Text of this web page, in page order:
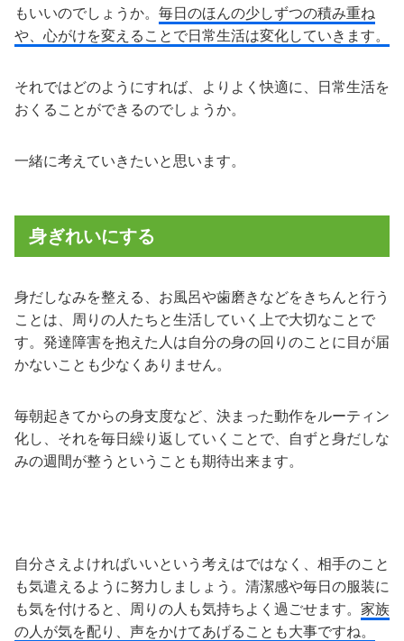
もいいのでしょうか。 毎日のほんの少しずつの積み重ね
や、心がけを変えることで日常生活は変化していきます。
それではどのようにすれば、よりよく快適に、日常生活を
おくることができるのでしょうか。
一緒に考えていきたいと思います。
身ぎれいにする
身だしなみを整える、お風呂や歯磨きなどをきちんと行う
ことは、周りの人たちと生活していく上で大切なことで
す。発達障害を抱えた人は自分の身の回りのことに目が届
かないことも少なくありません。
毎朝起きてからの身支度など、決まった動作をルーティン
化し、それを毎日繰り返していくことで、自ずと身だしな
みの週間が整うということも期待出来ます。
自分さえよければいいという考えはではなく、相手のこと
も気遣えるように努力しましょう。清潔感や毎日の服装に
も気を付けると、周りの人も気持ちよく過ごせます。 家族
の人が気を配り、声をかけてあげることも大事ですね。